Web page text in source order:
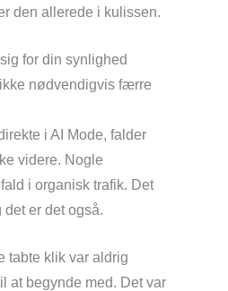
den allerede i kulissen.
for din synlighed
nødvendigvis færre
i AI Mode, falder
videre. Nogle
i organisk trafik. Det
er det også.
tabte klik var aldrig
at begynde med. Det var